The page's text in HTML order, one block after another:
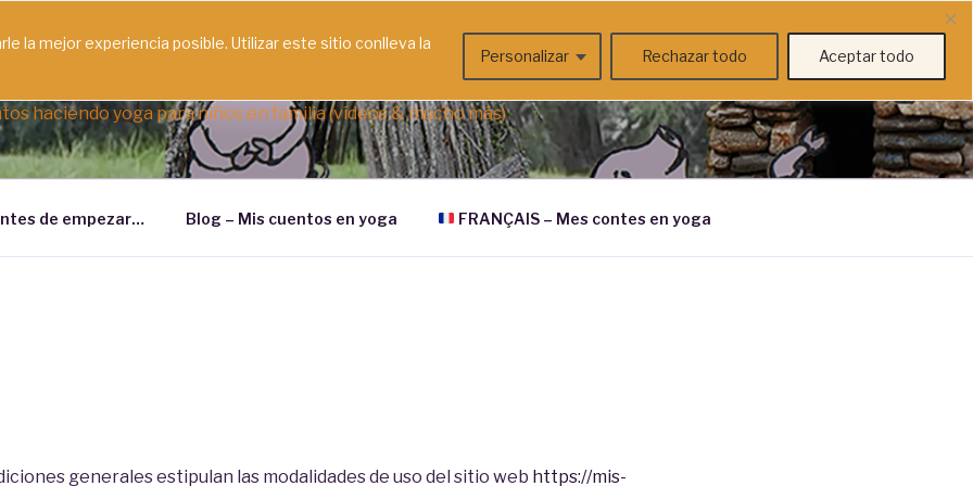
la mejor experiencia posible. Utilizar este sitio conlleva la
Personalizar Rechazar todo Aceptar todo
EN YOGA
haciendo yoga para niños en familia (vídeos & mucho más)
de empezar… Blog – Mis cuentos en yoga FRANÇAIS – Mes contes en yoga
generales estipulan las modalidades de uso del sitio web https://mis-